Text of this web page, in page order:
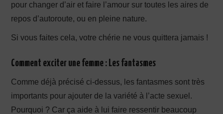
pour changer d’air et faire l’amour sur toutes les aires de
repos d’autoroute, ou en pleine nature.
Si vous faites cela, votre chérie ne vous quittera jamais !
Comment exciter une femme : Les fantasmes
Comme déjà précisé ci-dessus, les fantasmes sont très
importants pour ajouter de la variété à l’acte sexuel.
Pourquoi ? Car ça aide à lui faire ressentir beaucoup